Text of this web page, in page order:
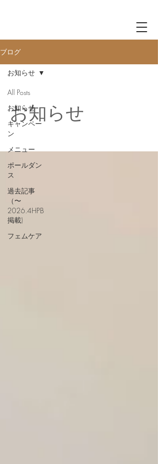
ブログ
All Posts
お知らせ
キャンペー
ン
メニュー
ポールダン
ス
過去記事
（〜
2026.4HPB
掲載)
フェムケア
お知らせ
お知らせ